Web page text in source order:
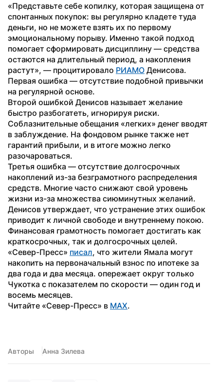
«Представьте себе копилку, которая защищена от
спонтанных покупок: вы регулярно кладете туда
деньги, но не можете взять их по первому
эмоциональному порыву. Именно такой подход
помогает сформировать дисциплину — средства
остаются на длительный период, а накопления
растут», — процитировало РИАМО Денисова.
Первая ошибка — отсутствие подобной привычки
на регулярной основе.
Второй ошибкой Денисов называет желание
быстро разбогатеть, игнорируя риски.
Соблазнительные обещания «легких» денег вводят
в заблуждение. На фондовом рынке также нет
гарантий прибыли, и в итоге можно легко
разочароваться.
Третья ошибка — отсутствие долгосрочных
накоплений из-за безграмотного распределения
средств. Многие часто снижают свой уровень
жизни из-за множества сиюминутных желаний.
Денисов утверждает, что устранение этих ошибок
приводит к личной свободе и внутреннему покою.
Финансовая грамотность помогает достигать как
краткосрочных, так и долгосрочных целей.
«Север-Пресс» писал, что жители Ямала могут
накопить на первоначальный взнос по ипотеке за
два года и два месяца. опережает округ только
Чукотка с показателем по скорости — один год и
восемь месяцев.
Читайте «Север-Пресс» в MAX.
Авторы Анна Зилева